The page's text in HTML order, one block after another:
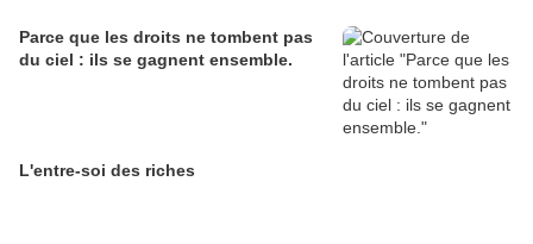
Parce que les droits ne tombent pas
du ciel : ils se gagnent ensemble.
L'entre-soi des riches